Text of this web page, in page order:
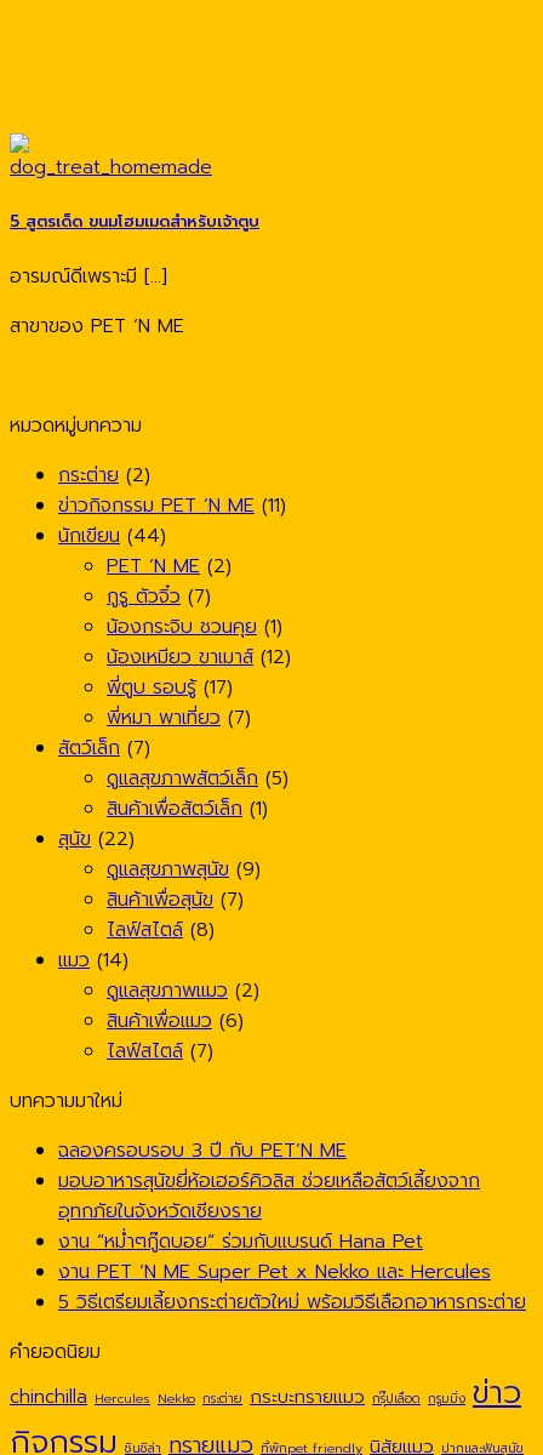
5 สูตรเด็ด ขนมโฮมเมดสำหรับเจ้าตูบ
อารมณ์ดีเพราะมี [...]
สาขาของ PET ‘N ME
หมวดหมู่บทความ
กระต่าย (2)
ข่าวกิจกรรม PET ’N ME (11)
นักเขียน (44)
PET ’N ME (2)
กูรู ตัวจิ๋ว (7)
น้องกระจิบ ชวนคุย (1)
น้องเหมียว ขาเมาส์ (12)
พี่ตูบ รอบรู้(17)
พี่หมา พาเที่ยว (7)
สัตว์เล็ก (7)
ดูแลสุขภาพสัตว์เล็ก (5)
สินค้าเพื่อสัตว์เล็ก (1)
สุนัข (22)
ดูแลสุขภาพสุนัข (9)
สินค้าเพื่อสุนัข (7)
ไลฟ์สไตล์ (8)
แมว (14)
ดูแลสุขภาพแมว (2)
สินค้าเพื่อแมว (6)
ไลฟ์สไตล์ (7)
บทความมาใหม่
ฉลองครอบรอบ 3 ปี กับ PET’N ME
มอบอาหารสุนัขยี่ห้อเฮอร์คิวลิส ช่วยเหลือสัตว์เลี้ยงจาก
อุทกภัยในจังหวัดเชียงราย
งาน “หม่ำๆกู๊ดบอย” ร่วมกับแบรนด์ Hana Pet
งาน PET ‘N ME Super Pet x Nekko และ Hercules
5 วิธีเตรียมเลี้ยงกระต่ายตัวใหม่ พร้อมวิธีเลือกอาหารกระต่าย
คำยอดนิยม
chinchilla Hercules Nekko กระต่าย กระบะทรายแมว กรุ๊ปเลือด กรูมมิ่ง ข่าว
กิจกรรม ชินชิล่า ทรายแมว ที่พักpet friendly นิสัยแมว ปากและฟันสุนัข